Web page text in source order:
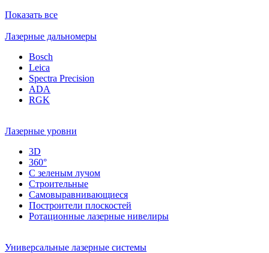
Показать все
Лазерные дальномеры
Bosch
Leica
Spectra Precision
ADA
RGK
Лазерные уровни
3D
360°
С зеленым лучом
Строительные
Самовыравнивающиеся
Построители плоскостей
Ротационные лазерные нивелиры
Универсальные лазерные системы